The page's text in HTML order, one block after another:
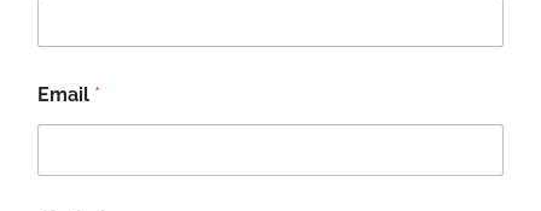
Email *